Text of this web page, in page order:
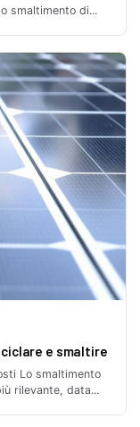
smaltimento di...
e smaltire
Lo smaltimento
rilevante, data...